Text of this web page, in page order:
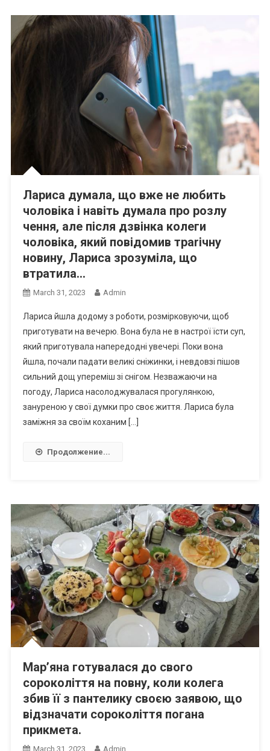
Лариса думала, що вже не любить
чоловіка і навіть думала про розлу
чення, але після дзвінка колеги
чоловіка, який повідомив траrічну
новину, Лариса зрозуміла, що
втратила…
March 31, 2023 Admin
Лариса йшла додому з роботи, розмірковуючи, щоб
приготувати на вечерю. Вона була не в настрої їсти суп,
який приготувала напередодні увечері. Поки вона
йшла, почали падати великі сніжинки, і невдовзі пішов
сильний дощ упереміш зі снігом. Незважаючи на
погоду, Лариса насолоджувалася прогулянкою,
зануреною у свої думки про своє життя. Лариса була
заміжня за своїм коханим […]
Продолжение...
Мар’яна готувалася до свого
сороколіття на повну, коли колега
збив її з пантелику своєю заявою, що
відзначати сороколіття погана
прикмета.
March 31, 2023 Admin